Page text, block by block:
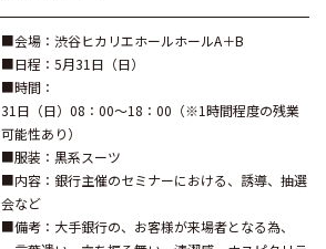
■会場：渋谷ヒカリエホールホールA＋B
■日程：5月31日（日）
■時間：
31日（日）08：00～18：00（※1時間程度の残業
可能性あり）
■服装：黒系スーツ
■内容：銀行主催のセミナーにおける、誘導、抽選
会など
■備考：大手銀行の、お客様が来場者となる為、